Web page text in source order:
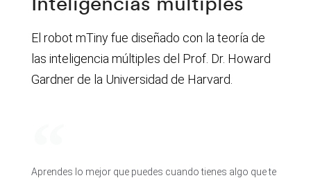
El robot mTiny fue diseñado con la teoría de
las inteligencia múltiples del Prof. Dr. Howard
Gardner de la Universidad de Harvard.
Aprendes lo mejor que puedes cuando tienes algo que te